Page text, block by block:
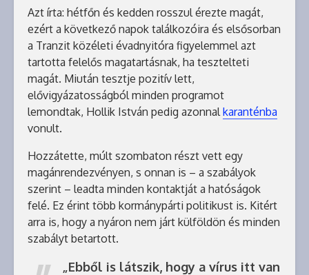
Azt írta: hétfőn és kedden rosszul érezte magát,
ezért a következő napok találkozóira és elsősorban
a Tranzit közéleti évadnyitóra figyelemmel azt
tartotta felelős magatartásnak, ha tesztelteti
magát. Miután tesztje pozitív lett,
elővigyázatosságból minden programot
lemondtak, Hollik István pedig azonnalkaranténba
vonult.
Hozzátette, múlt szombaton részt vett egy
magánrendezvényen, s onnan is – a szabályok
szerint – leadta minden kontaktját a hatóságok
felé. Ez érint több kormánypárti politikust is. Kitért
arra is, hogy a nyáron nem járt külföldön és minden
szabályt betartott.
„Ebből is látszik, hogy a vírus itt van